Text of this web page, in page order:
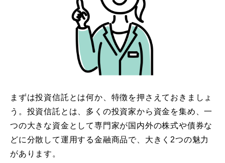
まずは投資信託とは何か、特徴を押さえておきましょ
う。投資信託とは、多くの投資家から資金を集め、一
つの大きな資金として専門家が国内外の株式や債券な
どに分散して運用する金融商品で、大きく2つの魅力
があります。